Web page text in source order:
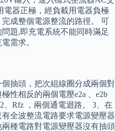
電器正極，經負載用電器負極
成整個電源整流的路徑。 可
題,即充電系統不能同時滿足
需求。
抽頭，把次組線圈分成兩個對
性相反的兩個電壓e2a 、e2b
、Rfz ，兩個通電迴路。 3、在
全波整流電路要求電源變壓器
種電路對電源變壓器沒有抽頭